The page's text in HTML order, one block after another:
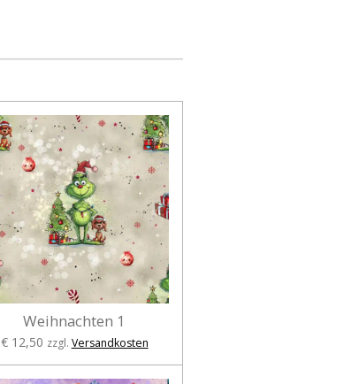
Weihnachten 1
€ 12,50 zzgl. Versandkosten